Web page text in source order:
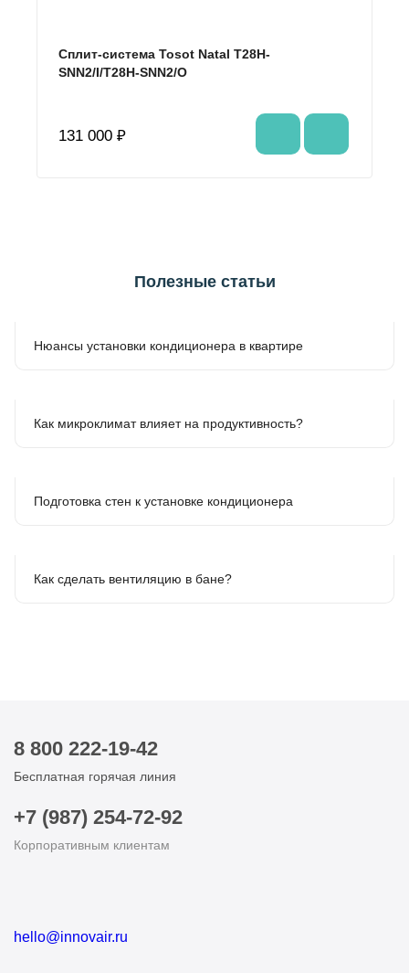
Сплит-система Tosot Natal T28H-
SNN2/I/T28H-SNN2/O
131 000 ₽
Полезные статьи
Нюансы установки кондиционера в квартире
Как микроклимат влияет на продуктивность?
Подготовка стен к установке кондиционера
Как сделать вентиляцию в бане?
8 800 222-19-42
Бесплатная горячая линия
+7 (987) 254-72-92
Корпоративным клиентам
hello@innovair.ru